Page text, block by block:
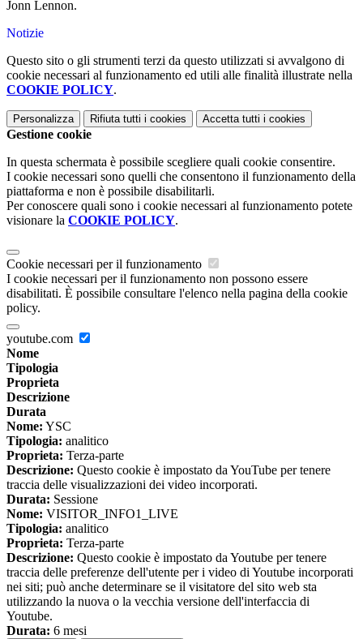
Jonn Lennon.
Notizie
Questo sito o gli strumenti terzi da questo utilizzati si avvalgono di
cookie necessari al funzionamento ed utili alle finalità illustrate nella
COOKIE POLICY.
Personalizza Rifiuta tutti i cookies Accetta tutti i cookies
Gestione cookie
In questa schermata è possibile scegliere quali cookie consentire.
I cookie necessari sono quelli che consentono il funzionamento della
piattaforma e non è possibile disabilitarli.
Per conoscere quali sono i cookie necessari al funzionamento potete
visionare la COOKIE POLICY.
Cookie necessari per il funzionamento
I cookie necessari per il funzionamento non possono essere
disabilitati. È possibile consultare l'elenco nella pagina della cookie
policy.
youtube.com
Nome
Tipologia
Proprieta
Descrizione
Durata
Nome: YSC
Tipologia: analitico
Proprieta: Terza-parte
Descrizione: Questo cookie è impostato da YouTube per tenere
traccia delle visualizzazioni dei video incorporati.
Durata: Sessione
Nome: VISITOR_INFO1_LIVE
Tipologia: analitico
Proprieta: Terza-parte
Descrizione: Questo cookie è impostato da Youtube per tenere
traccia delle preferenze dell'utente per i video di Youtube incorporati
nei siti; può anche determinare se il visitatore del sito web sta
utilizzando la nuova o la vecchia versione dell'interfaccia di
Youtube.
Durata: 6 mesi